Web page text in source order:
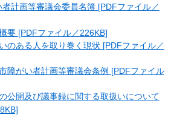
計画等審議会委員名簿 [PDFファイル／
要 [PDFファイル／226KB]
のある人を取り巻く現状 [PDFファイル／
障がい者計画等審議会条例 [PDFファイル
公開及び議事録に関する取扱いについて